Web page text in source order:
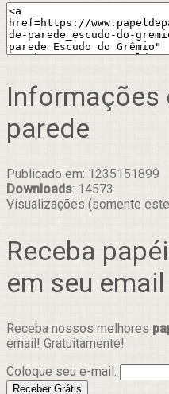
Informações
parede
Publicado em: 1235151899
Downloads: 14573
Visualizações (somente
Receba
em seu email
Receba nossos melhores
email! Gratuitamente!
Coloque seu e-mail: